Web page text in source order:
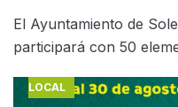
El Ayuntamiento de
participará con 50
LOCAL